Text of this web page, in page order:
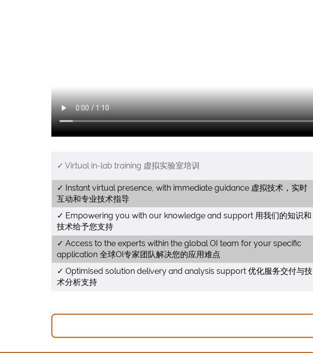
✓ Virtual in-lab training 虚拟实验室培训
✓ Instant virtual presence, with immediate guidance 虚拟技术，实时
互动和专业技术指导
✓ Empowering you with our knowledge and support 用我们的知识和
技术给予您支持
✓ Access to the experts within the global OI team for your specific
application 全球OI专家团队解决您的应用难点
✓ Optimised solution delivery and analysis support 优化服务交付与技
术分析支持